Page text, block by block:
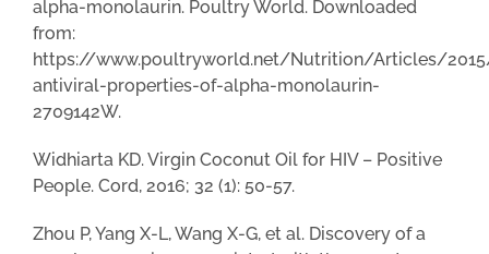
alpha-monolaurin. Poultry World. Downloaded
from:
https://www.poultryworld.net/Nutrition/Articles/
antiviral-properties-of-alpha-monolaurin-
2709142W.
Widhiarta KD. Virgin Coconut Oil for HIV – Positive
People. Cord, 2016; 32 (1): 50-57.
Zhou P, Yang X-L, Wang X-G, et al. Discovery of a